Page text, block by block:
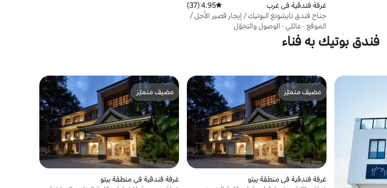
غرفة فندقية في غرب متوسط التقييم 4.95 من 5، 37 مراجعات
4.95 (37)
جناح فندق تايشونغ البوتيك / إيجار قصير الأجل /
سوجو / منطقة كينماي التجارية / تساووداو /
متحف العلوم والتكنولوجيا
الموقع · عائلي · الوصول والتجوّل
فندق بوتيك به فناء
مضيف متميّز
مضيف متميّز
غرفة فندقية في منطقة بيتو
مضيف متميّز
مضيف متميّز
غرفة فندقية في منطقة بيتو